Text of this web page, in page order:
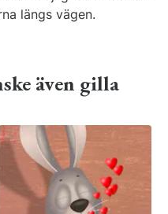
längs vägen.
även gilla